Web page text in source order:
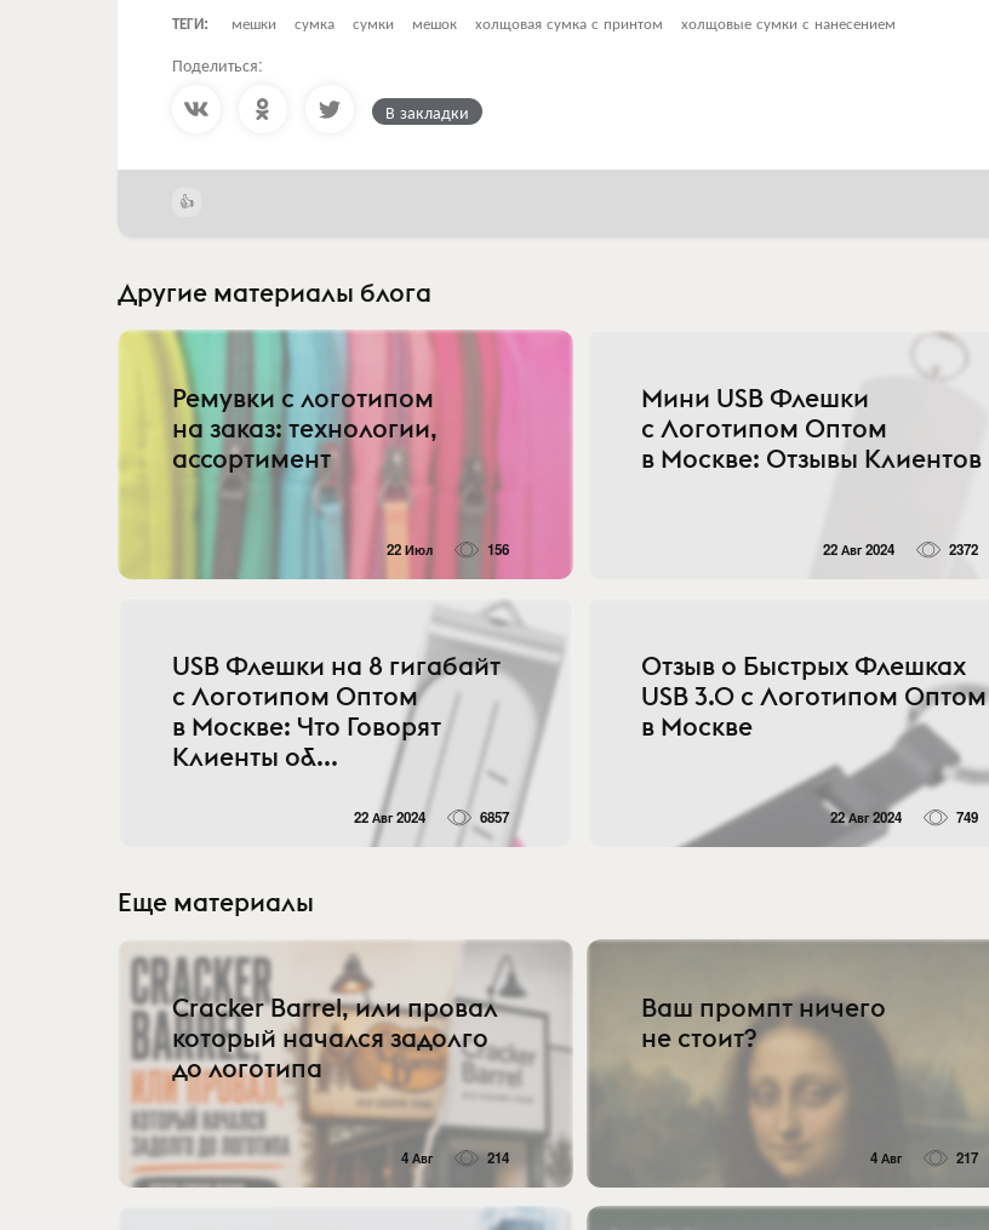
ТЕГИ:
мешки сумка сумки мешок холщовая сумка с принтом холщовые сумки с нанесением
Поделиться:
В закладки
Другие материалы блога
Ремувки с логотипом
на заказ: технологии,
ассортимент
22 Июл 156
Мини USB Флешки
с Логотипом Оптом
в Москве: Отзывы Клиентов
22 Авг 2024 2372
USB Флешки на 8 гигабайт
с Логотипом Оптом
в Москве: Что Говорят
Клиенты о&...
22 Авг 2024 6857
Отзыв о Быстрых Флешках
USB 3.0 с Логотипом Оптом
в Москве
22 Авг 2024 749
Еще материалы
Cracker Barrel, или провал
который начался задолго
до логотипа
4 Авг 214
Ваш промпт ничего
не стоит?
4 Авг 217